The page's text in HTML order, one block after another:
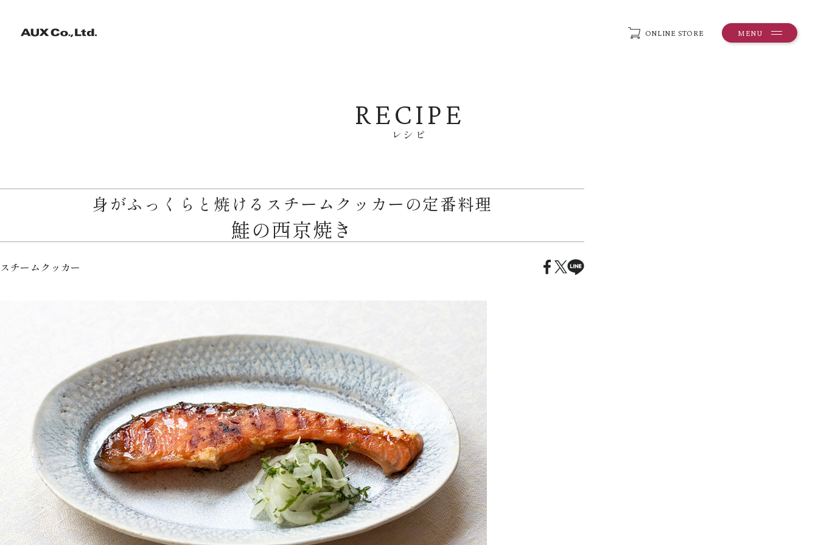
ONLINE STORE MENU
RECIPE
レシピ
身がふっくらと焼けるスチームクッカーの定番料理
鮭の西京焼き
スチームクッカー